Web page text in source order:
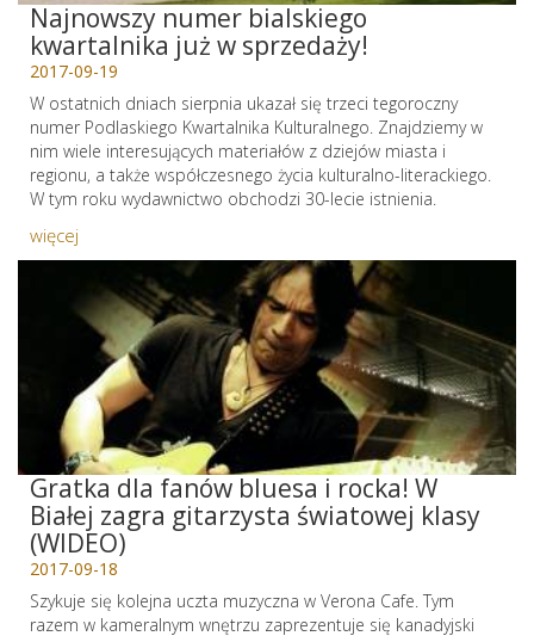
Najnowszy numer bialskiego
kwartalnika już w sprzedaży!
2017-09-19
W ostatnich dniach sierpnia ukazał się trzeci tegoroczny
numer Podlaskiego Kwartalnika Kulturalnego. Znajdziemy w
nim wiele interesujących materiałów z dziejów miasta i
regionu, a także współczesnego życia kulturalno-literackiego.
W tym roku wydawnictwo obchodzi 30-lecie istnienia.
więcej
Gratka dla fanów bluesa i rocka! W
Białej zagra gitarzysta światowej klasy
(WIDEO)
2017-09-18
Szykuje się kolejna uczta muzyczna w Verona Cafe. Tym
razem w kameralnym wnętrzu zaprezentuje się kanadyjski